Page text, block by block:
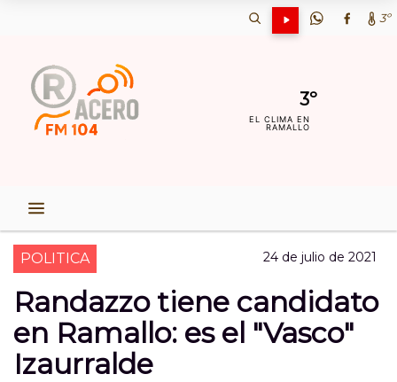
3º
3º
EL CLIMA EN
RAMALLO
POLITICA 24 de julio de 2021
Randazzo tiene candidato
en Ramallo: es el "Vasco"
Izaurralde